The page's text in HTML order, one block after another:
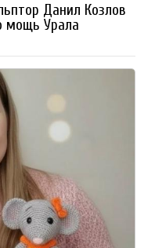
Данил Козлов
мощь Урала